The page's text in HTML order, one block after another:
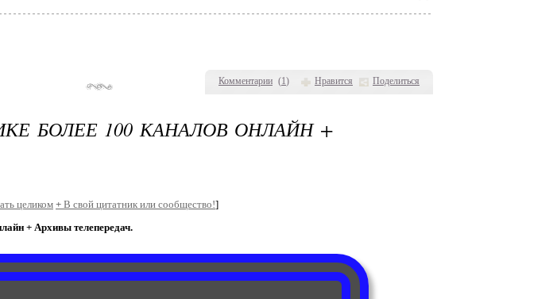
Комментарии (1) Нравится Поделиться
БОЛЕЕ 100 КАНАЛОВ ОНЛАЙН +
целиком+ В свой цитатник или сообщество!]
+ Архивы телепередач.